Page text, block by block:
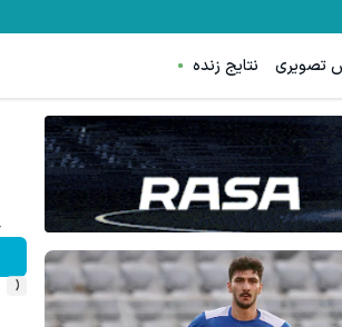
تصویری نتایج زنده
جشنواره ایمپلنت تهران سر بزنید ! | فقط ۲۵ میلیون !
رزرورایگان نوبت
‹